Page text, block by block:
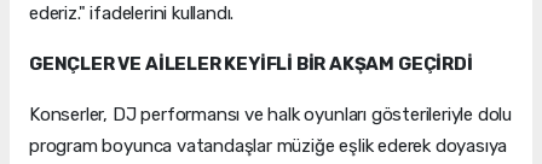
ederiz." ifadelerini kullandı.
GENÇLER VE AİLELER KEYİFLİ BİR AKŞAM GEÇİRDİ
Konserler, DJ performansı ve halk oyunları gösterileriyle dolu
program boyunca vatandaşlar müziğe eşlik ederek doyasıya